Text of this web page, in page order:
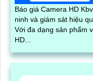
Báo giá Camera HD
ninh và giám sát hiệu
Với đa dạng sản phẩm
HD...